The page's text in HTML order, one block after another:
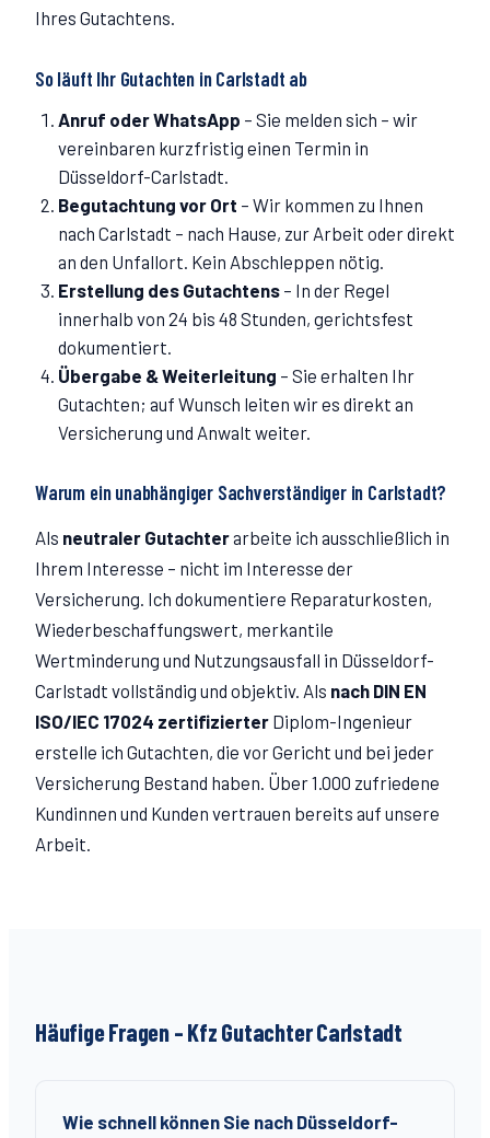
Ihres Gutachtens.
So läuft Ihr Gutachten inCarlstadt ab
Anruf oder WhatsApp – Sie melden sich – wir
vereinbaren kurzfristig einen Termin in
Düsseldorf-Carlstadt.
Begutachtung vor Ort – Wir kommen zu Ihnen
nach Carlstadt – nach Hause, zur Arbeit oder direkt
an den Unfallort. Kein Abschleppen nötig.
Erstellung des Gutachtens– In der Regel
innerhalb von 24 bis 48 Stunden, gerichtsfest
dokumentiert.
Übergabe & Weiterleitung – Sie erhalten Ihr
Gutachten; auf Wunsch leiten wir es direkt an
Versicherung und Anwalt weiter.
Warum ein unabhängiger Sachverständiger in Carlstadt?
Als neutraler Gutachterarbeite ich ausschließlich in
Ihrem Interesse – nicht im Interesse der
Versicherung. Ich dokumentiere Reparaturkosten,
Wiederbeschaffungswert, merkantile
Wertminderung und Nutzungsausfall in Düsseldorf-
Carlstadt vollständig und objektiv. Als nach DIN EN
ISO/IEC 17024 zertifizierter Diplom-Ingenieur
erstelle ich Gutachten, die vor Gericht und bei jeder
Versicherung Bestand haben. Über 1.000 zufriedene
Kundinnen und Kunden vertrauen bereits auf unsere
Arbeit.
Häufige Fragen – Kfz GutachterCarlstadt
Wie schnell können Sie nach Düsseldorf-